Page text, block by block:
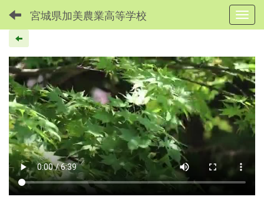
宮城県加美農業高等学校